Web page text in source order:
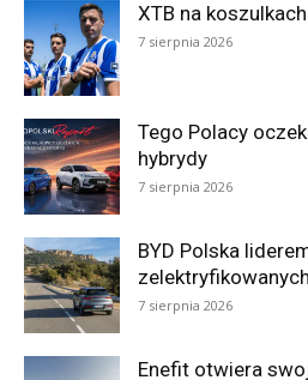
XTB na
7 sierpnia 2026
Tego Polacy
hybrydy
7 sierpnia 2026
BYD Polska
7 sierpnia 2026
Enefit otwiera